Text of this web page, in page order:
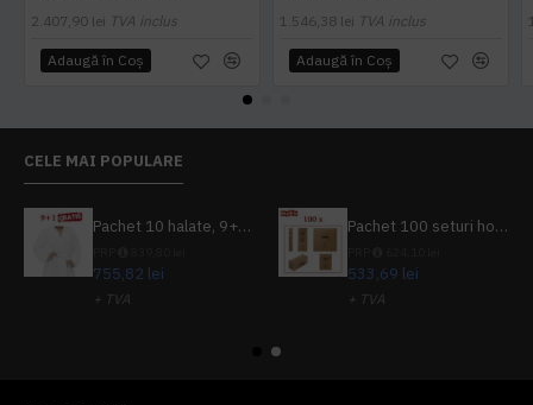
2.407,90 lei TVA inclus
Adaugă în Coş
1.546,38 lei TVA inclus
Adaugă în Coş
CELE MAI POPULARE
Pachet 10 halate, 9+1 gratuit
755,82 lei
+ TVA
Pachet 100 seturi hoteliere, set dentar, set barbierit, casca de dus, pila unghii, set cusut
533,69 lei
+ TVA